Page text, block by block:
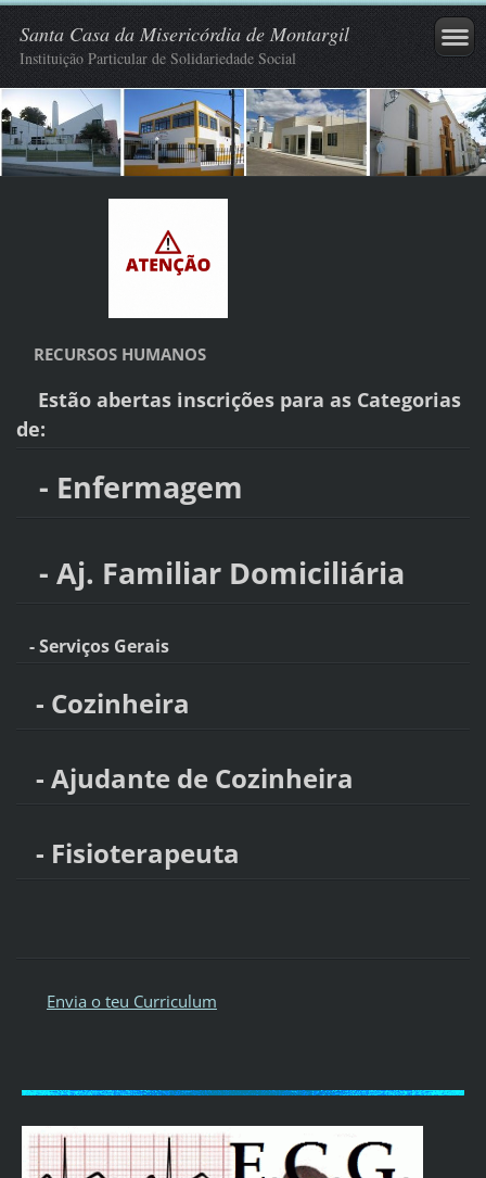
Santa Casa da Misericórdia de Montargil
Instituição Particular de Solidariedade Social
RECURSOS HUMANOS
Estão abertas inscrições para as Categorias
de:
- Enfermagem
- Aj. Familiar Domiciliária
- Serviços Gerais
- Cozinheira
- Ajudante de Cozinheira
- Fisioterapeuta
Envia o teu Curriculum